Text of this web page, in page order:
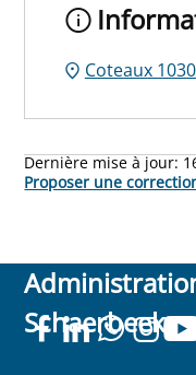
Coteaux
Dernière mise à jour:
Proposer une
Schaerbeek